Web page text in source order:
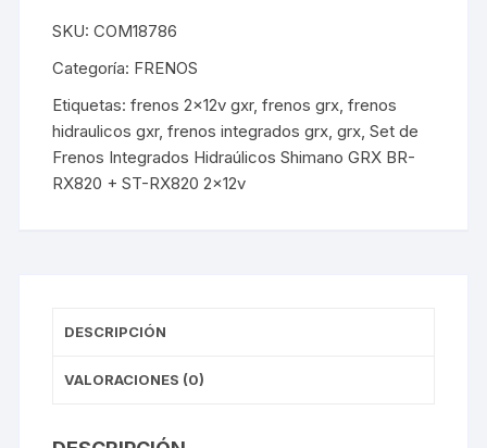
SKU:COM18786
Categoría: FRENOS
Etiquetas:frenos 2x12v gxr,frenos grx,frenos
hidraulicos gxr,frenos integrados grx,grx,Set de
Frenos Integrados Hidraúlicos Shimano GRX BR-
RX820 + ST-RX820 2x12v
DESCRIPCIÓN
VALORACIONES (0)